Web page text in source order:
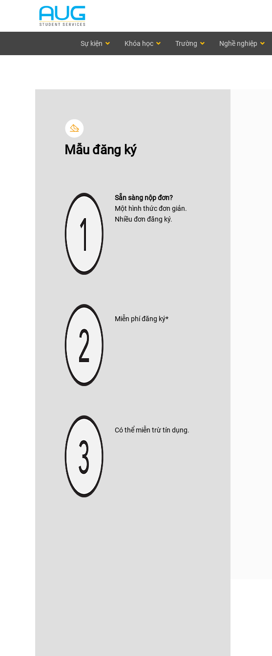
Sự kiện Khóa học Trường Nghề nghiệp
Mẫu đăng ký
Sẵn sàng nộp đơn?
Một hình thức đơn giản.
Nhiều đơn đăng ký.
Miễn phí đăng ký*
Có thể miễn trừ tín dụng.